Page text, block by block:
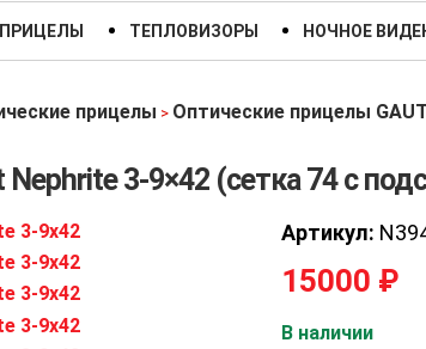
ТЕПЛОВИЗОРЫ НОЧНОЕ
прицелы > Оптические прицелы
3-9×42 (сетка 74 с
Артикул:
15000 ₽
В наличии